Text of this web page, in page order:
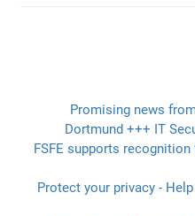
Promising news
Dortmund +++ IT
FSFE supports
Protect your privacy - Help